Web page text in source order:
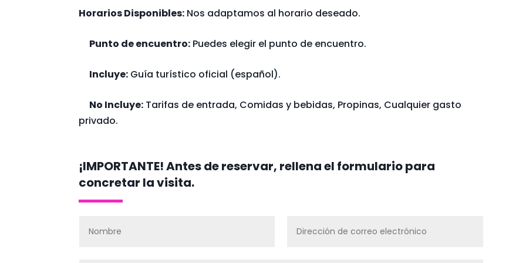
Horarios Disponibles: Nos adaptamos al horario deseado.
Punto de encuentro: Puedes elegir el punto de encuentro.
Incluye: Guía turístico oficial (español).
No Incluye: Tarifas de entrada, Comidas y bebidas, Propinas, Cualquier gasto
privado.
¡IMPORTANTE! Antes de reservar, rellena el formulario para
concretar la visita.